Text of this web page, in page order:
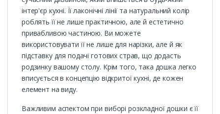
інтер'єр кухні. Її лаконічні лінії та натуральний колір
роблять її не лише практичною, але й естетично
привабливою частиною. Ви можете
використовувати її не лише для нарізки, але й як
підставку для подачі готових страв, що додасть
родзинку вашому столу. Крім того, така дошка легко
вписується в концепцію відкритої кухні, де кожен
елемент на виду.
Важливим аспектом при виборі розкладної дошки є її